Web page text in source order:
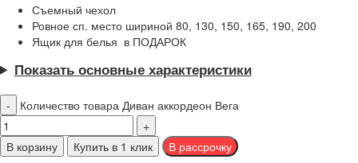
Съемный чехол
Ровное сп. место шириной 80, 130, 150, 165, 190, 200
Ящик для белья в ПОДАРОК
Показать основные характеристики
Количество товара Диван аккордеон Вега
В корзину
Купить в 1 клик